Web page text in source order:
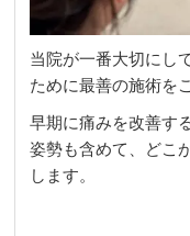
当院が一番大切にし
ために最善の施術を
早期に痛みを改善す
姿勢も含めて、どこ
します。